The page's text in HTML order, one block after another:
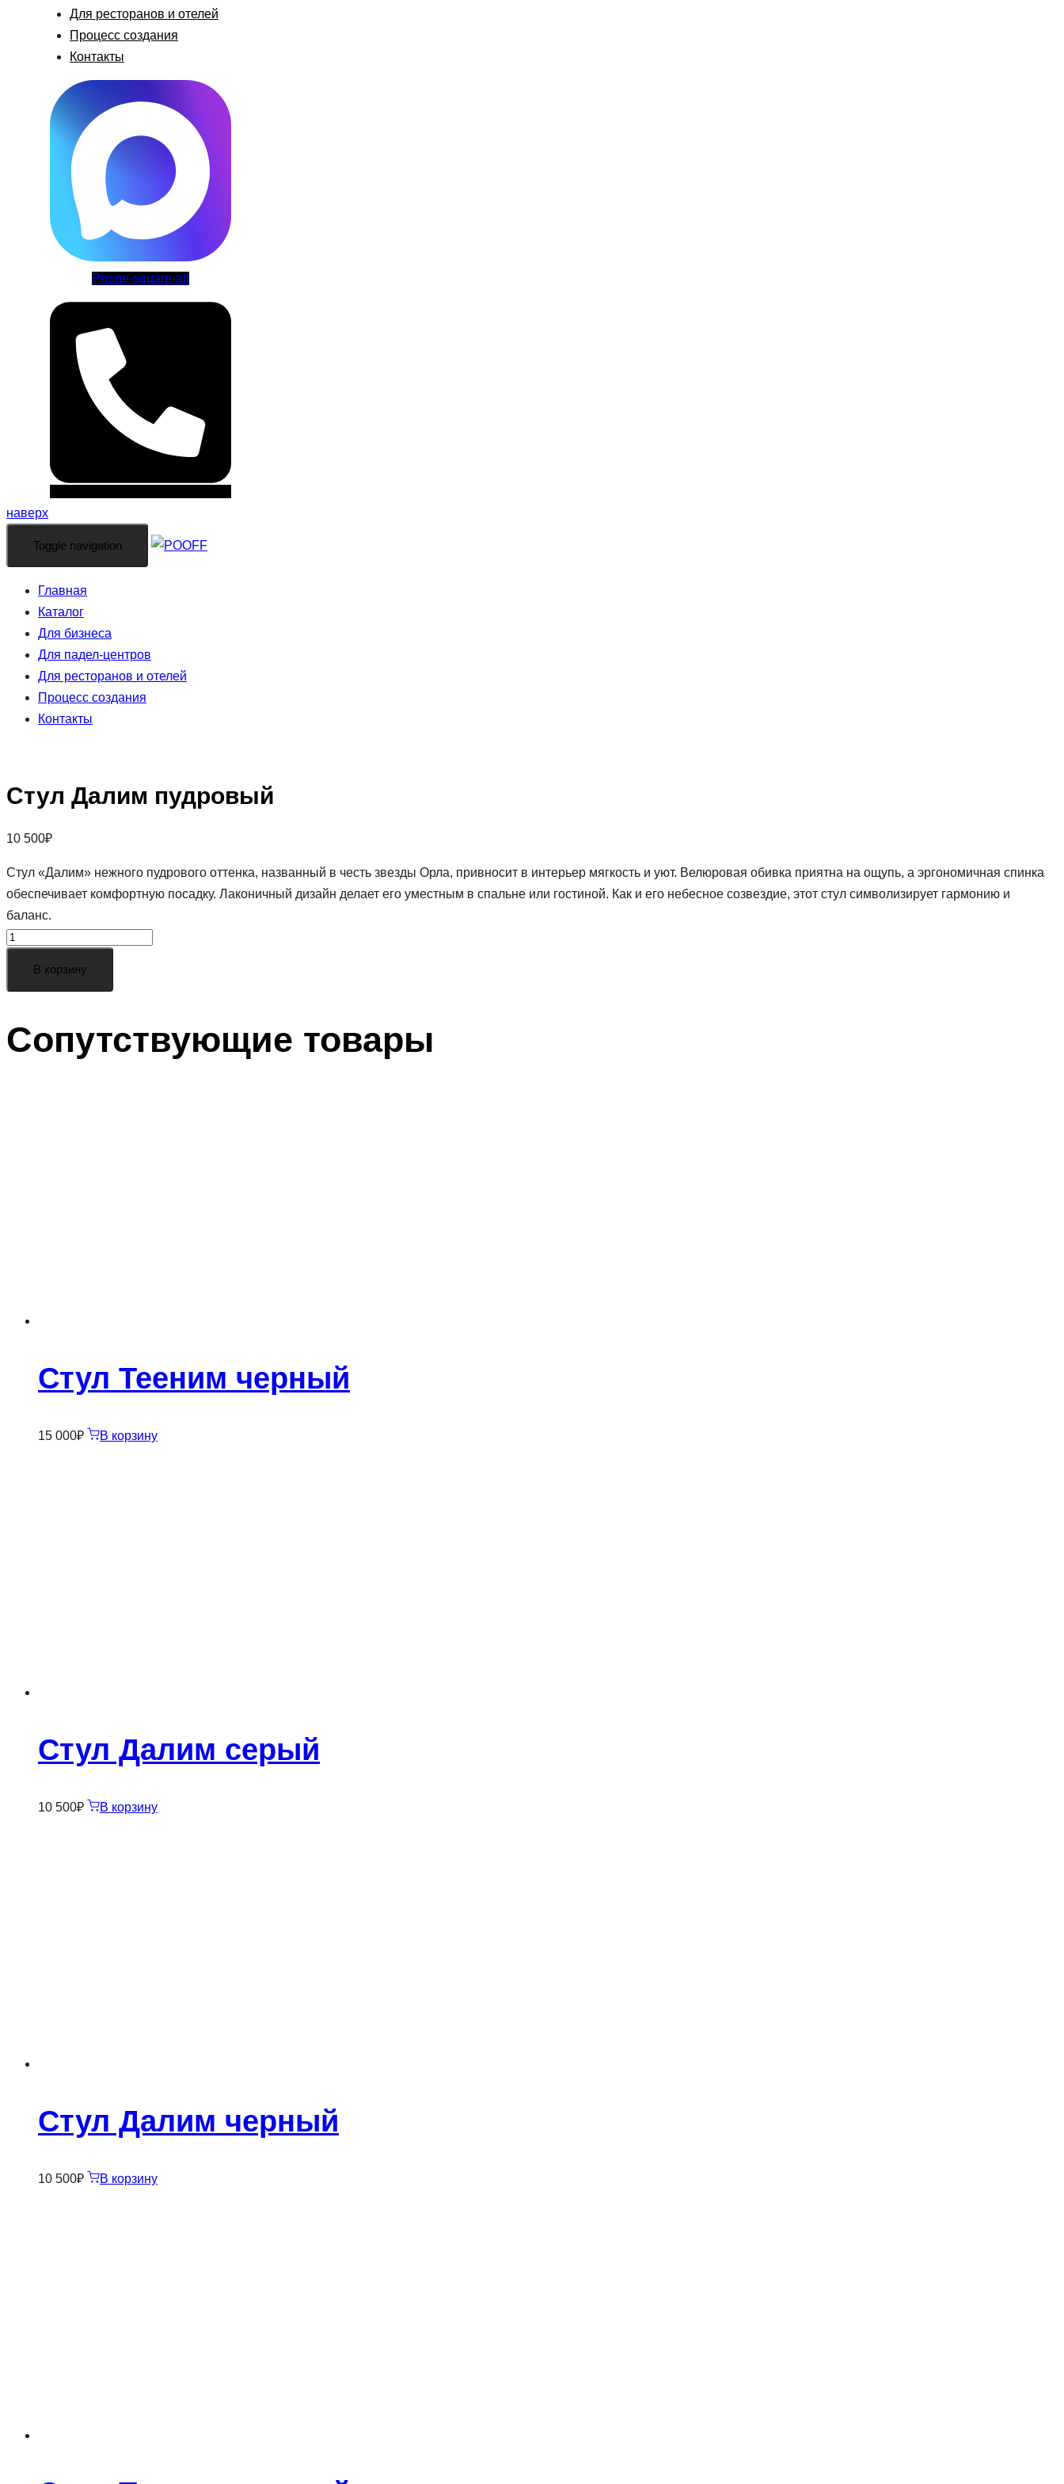
Для ресторанов и отелей
Процесс создания
Контакты
Phone-square-alt
наверх
Toggle navigation
Главная
Каталог
Для бизнеса
Для падел-центров
Для ресторанов и отелей
Процесс создания
Контакты
Стул Далим пудровый
10 500₽
Стул «Далим» нежного пудрового оттенка, названный в честь звезды Орла, привносит в интерьер мягкость и уют. Велюровая обивка приятна на ощупь, а эргономичная спинка
обеспечивает комфортную посадку. Лаконичный дизайн делает его уместным в спальне или гостиной. Как и его небесное созвездие, этот стул символизирует гармонию и
баланс.
Стул
пудровый
В корзину
Сопутствующие товары
Стул Тееним черный
15 000₽ В корзину
Стул Далим серый
10 500₽ В корзину
Стул Далим черный
10 500₽ В корзину